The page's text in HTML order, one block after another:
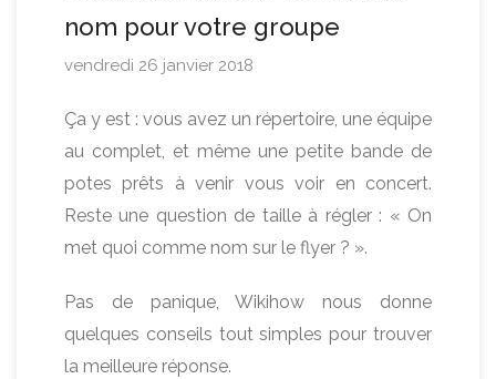
nom pour votre groupe
vendredi 26 janvier 2018
Ça y est : vous avez un répertoire, une équipe
au complet, et même une petite bande de
potes prêts à venir vous voir en concert.
Reste une question de taille à régler : « On
met quoi comme nom sur le flyer ? ».
Pas de panique, Wikihow nous donne
quelques conseils tout simples pour trouver
la meilleure réponse.